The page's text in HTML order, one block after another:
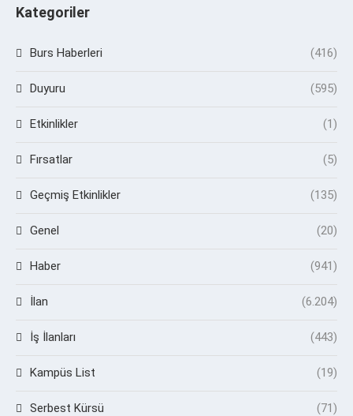
Kategoriler
Burs Haberleri (416)
Duyuru (595)
Etkinlikler (1)
Fırsatlar (5)
Geçmiş Etkinlikler (135)
Genel (20)
Haber (941)
İlan (6.204)
İş İlanları (443)
Kampüs List (19)
Serbest Kürsü (71)